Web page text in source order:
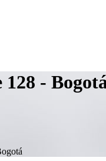
-